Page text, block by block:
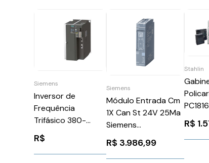
Siemens
Inversor de
Frequência
Trifásico 380-
480V 12,6A 7,5CV
V90 Siemens
6SL32105FE150UF0
R$
Siemens
Módulo Entrada Cm
1X Can St 24V 25Ma
Siemens
6ES71376EA000BA0
R$ 3.986,99
Stahlin
PC1816
R$